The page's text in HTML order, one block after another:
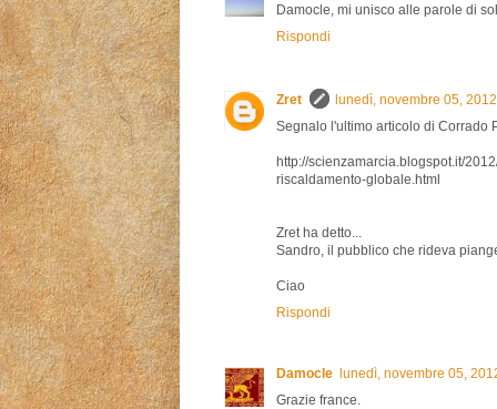
Damocle, mi unisco alle parole di
Rispondi
Zret
lunedì, novembre 05,
Segnalo l'ultimo articolo di Corrado
http://scienzamarcia.blogspot.it/
riscaldamento-globale.html
Zret ha detto...
Sandro, il pubblico che rideva
Ciao
Rispondi
Damocle lunedì, novembre 05,
Grazie france.